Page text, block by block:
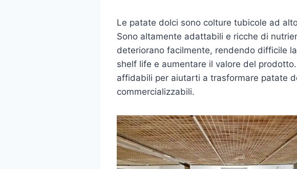
Le patate dolci sono colture tubicole ad
Sono altamente adattabili e ricche di
deteriorano facilmente, rendendo difficile
shelf life e aumentare il valore del
affidabili per aiutarti a trasformare patate
commercializzabili.